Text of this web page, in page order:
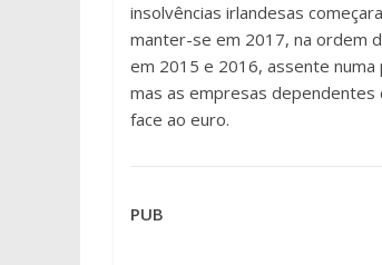
insolvências irlandesas
manter-se em 2017, na ordem
em 2015 e 2016, assente
mas as empresas dependentes
face ao euro.
PUB